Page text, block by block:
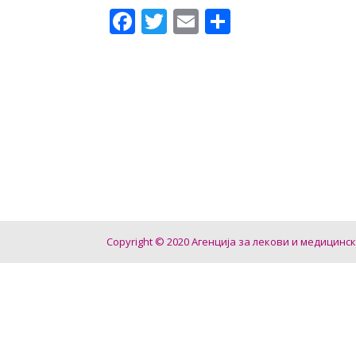
Facebook
Twitter
Email
Copyright © 2020 Агенција за лекови и